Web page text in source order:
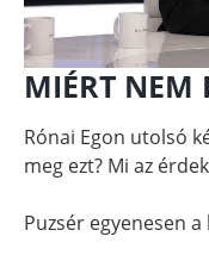
MIÉRT NEM
Rónai Egon utolsó
meg ezt? Mi az
Puzsér egyenesen